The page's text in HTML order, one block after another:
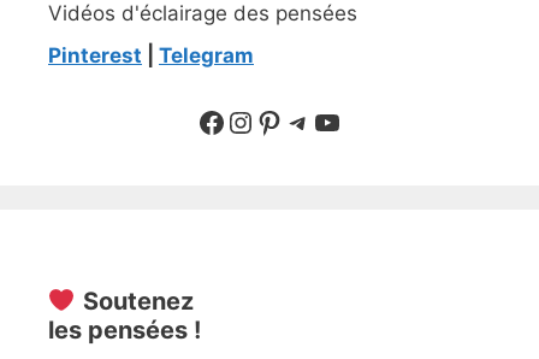
Vidéos d'éclairage des pensées
Pinterest
Telegram
Suivre sur Facebook
Suivre sur Instagram
Pinterest
Sur Telegram
YouTube
Soutenez
les pensées !